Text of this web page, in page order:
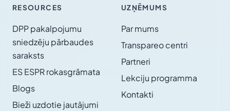
RESOURCES
DPP pakalpojumu
sniedzēju pārbaudes
saraksts
ES ESPR rokasgrāmata
Blogs
Bieži uzdotie jautājumi
UZŅĒMUMS
Par mums
Transpareo centri
Partneri
Lekciju programma
Kontakti